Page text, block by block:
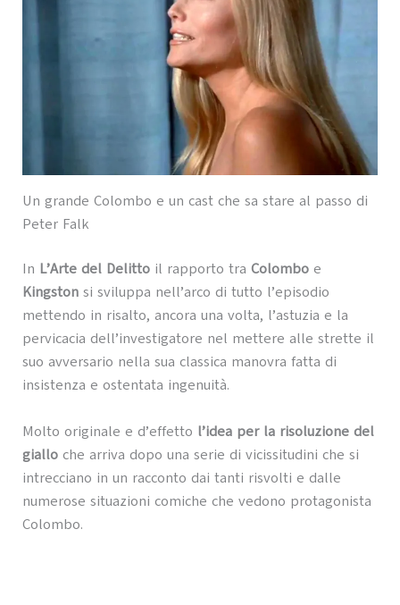
Un grande Colombo e un cast che sa stare al passo di
Peter Falk
In L’Arte del Delittoil rapporto tra Colomboe
Kingstonsi sviluppa nell’arco di tutto l’episodio
mettendo in risalto, ancora una volta, l’astuzia e la
pervicacia dell’investigatore nel mettere alle strette il
suo avversario nella sua classica manovra fatta di
insistenza e ostentata ingenuità.
Molto originale e d’effetto l’idea per la risoluzione del
gialloche arriva dopo una serie di vicissitudini che si
intrecciano in un racconto dai tanti risvolti e dalle
numerose situazioni comiche che vedono protagonista
Colombo.